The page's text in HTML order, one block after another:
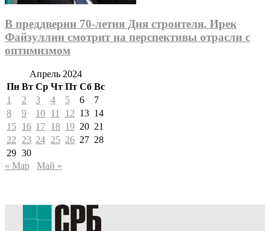
В преддверии 70-летия Дня строителя. Ирек
Файзуллин смотрит на перспективы отрасли с
оптимизмом
Апрель 2024
Пн Вт Ср Чт Пт Сб Вс
1
2 3 4 5 6
7
8
9 10 11 12 13 14
15 16 17 18 19 20 21
22
23 24 25 26 27 28
29 30
« Мар
Май »